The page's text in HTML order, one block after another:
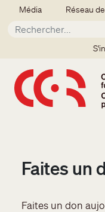
Aller au contenu
Secondary
Média Réseau
Faites un
Faites un don